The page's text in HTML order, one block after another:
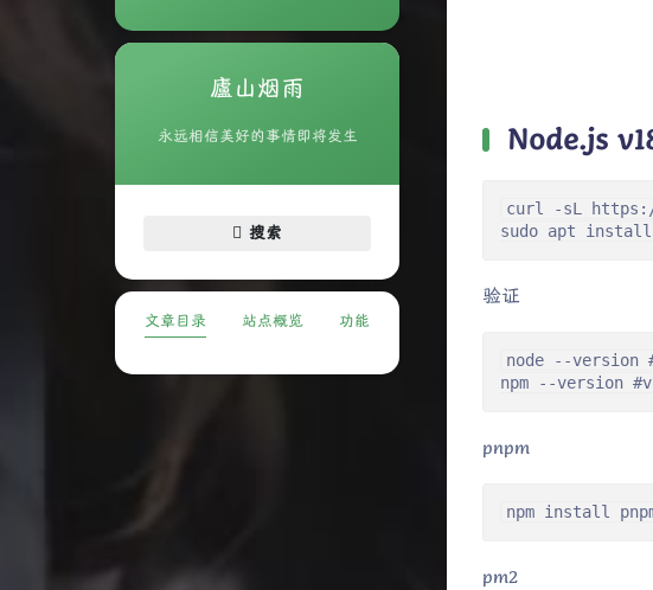
廬山烟雨
永远相信美好的事情即将发生
搜索
文章目录 站点概览 功能
Node.js
curl -sL https://
sudo apt install
验证
node --version
npm --version
pnpm
npm install
pm2